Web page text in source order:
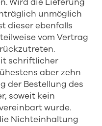
unmöglich
dieser ebenfalls
vom Vertrag
schriftlicher
aber zehn
der Bestellung des
soweit kein
wurde.
Nichteinhaltung